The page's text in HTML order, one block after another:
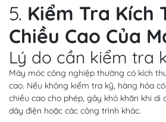
5. Kiểm Tra Kích
Chiều Cao Của
Lý do cần kiểm tra
Máy móc công nghiệp thường có kích
cao. Nếu không kiểm tra kỹ, hàng hóa
chiều cao cho phép, gây khó khăn khi di
dây điện hoặc các công trình khác.